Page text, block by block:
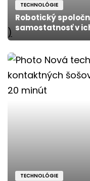
)
TECHNOLÓGIE
Robotický
samostatnosť v
TECHNOLÓGIE